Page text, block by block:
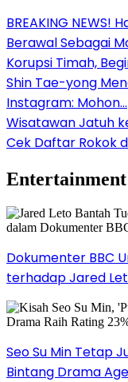
BREAKING NEWS!
Berawal Sebagai
Korupsi Timah,
Shin Tae-yong
Instagram: Mohon…
Wisatawan Jatuh
Cek Daftar Rokok
Entertainment
Dokumenter BBC
terhadap Jared
Seo Su Min Tetap
Bintang Drama